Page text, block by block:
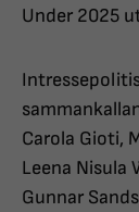
Under 2025
Carola Gioti,
Leena Nisula
Gunnar